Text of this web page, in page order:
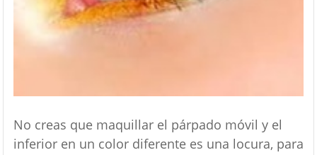
No creas que maquillar el párpado móvil y el
inferior en un color diferente es una locura, para